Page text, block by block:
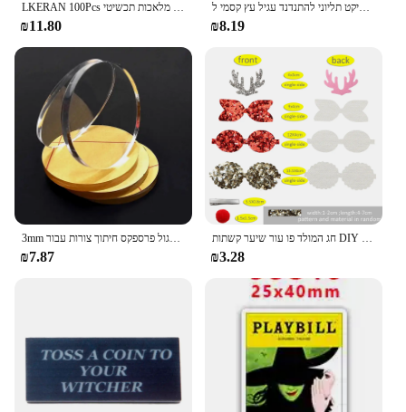
LKERAN 100Pcs אופנה פשוט עלים פיליגרן מתכת מלאכות תכשיטי DIY אביזרי תליון תלבושות קישוט
₪11.80
לא גמור עץ גיאומטריים עגילי ריק דיקט תליוני להתנדנד עגיל עץ קסמי לdiy קרפט תכשיטי ביצוע
₪8.19
3mm ברור יצוק אקריליק מעגל דיסקים באיכות פרספקס גיליונות עגול פרספקס חיתוך צורות עבור DIY קרפט
₪7.87
חג המולד פו עור שיער קשתות DIY ביצוע ערכת עם מראש לחתוך מודפס גליטר חתיכות חומר חבילה ללא קליפים, 1Yc33366
₪3.28